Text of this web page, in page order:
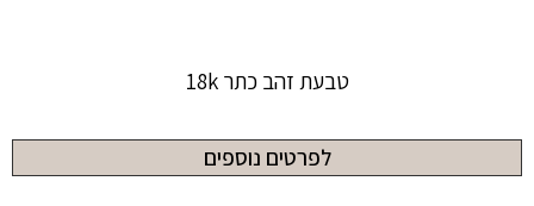
טבעת זהב כתר 18k
לפרטים נוספים